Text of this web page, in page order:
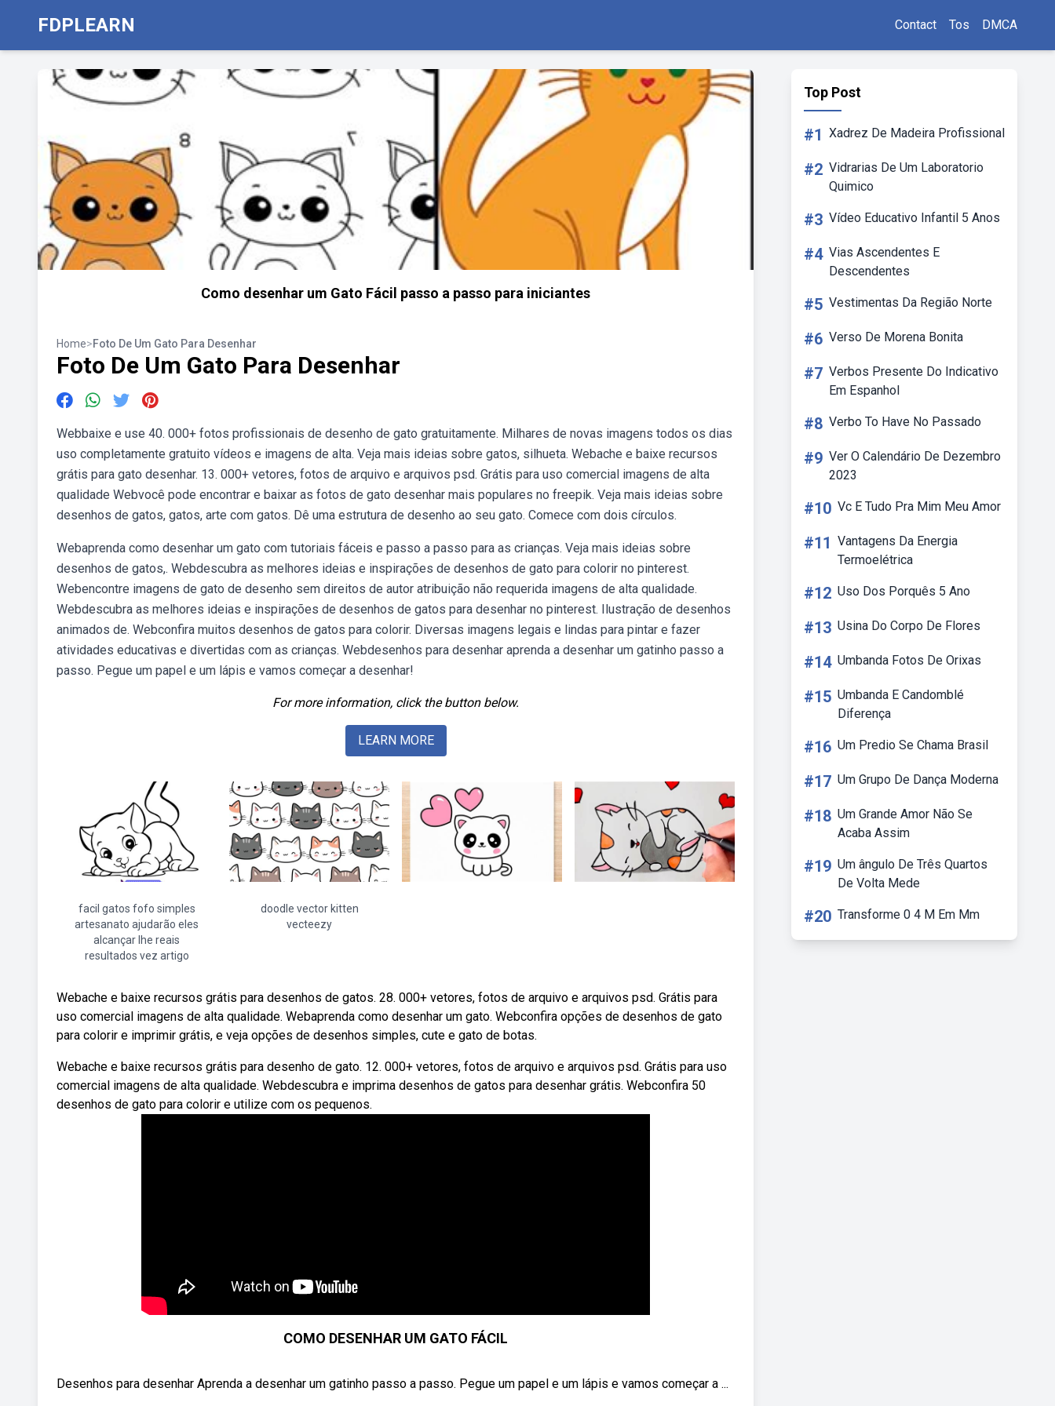
FDPLEARN Contact Tos DMCA
Como desenhar um Gato Fácil passo a passo para iniciantes
Home>Foto De Um Gato Para Desenhar
Foto De Um Gato Para Desenhar
Webbaixe e use 40. 000+ fotos profissionais de desenho de gato gratuitamente. Milhares de novas imagens todos os dias
uso completamente gratuito vídeos e imagens de alta. Veja mais ideias sobre gatos, silhueta. Webache e baixe recursos
grátis para gato desenhar. 13. 000+ vetores, fotos de arquivo e arquivos psd. Grátis para uso comercial imagens de alta
qualidade Webvocê pode encontrar e baixar as fotos de gato desenhar mais populares no freepik. Veja mais ideias sobre
desenhos de gatos, gatos, arte com gatos. Dê uma estrutura de desenho ao seu gato. Comece com dois círculos.
Webaprenda como desenhar um gato com tutoriais fáceis e passo a passo para as crianças. Veja mais ideias sobre
desenhos de gatos,. Webdescubra as melhores ideias e inspirações de desenhos de gato para colorir no pinterest.
Webencontre imagens de gato de desenho sem direitos de autor atribuição não requerida imagens de alta qualidade.
Webdescubra as melhores ideias e inspirações de desenhos de gatos para desenhar no pinterest. Ilustração de desenhos
animados de. Webconfira muitos desenhos de gatos para colorir. Diversas imagens legais e lindas para pintar e fazer
atividades educativas e divertidas com as crianças. Webdesenhos para desenhar aprenda a desenhar um gatinho passo a
passo. Pegue um papel e um lápis e vamos começar a desenhar!
For more information, click the button below.
LEARN MORE
facil gatos fofo simples
artesanato ajudarão eles
alcançar lhe reais
resultados vez artigo
doodle vector kitten
vecteezy
Webache e baixe recursos grátis para desenhos de gatos. 28. 000+ vetores, fotos de arquivo e arquivos psd. Grátis para
uso comercial imagens de alta qualidade. Webaprenda como desenhar um gato. Webconfira opções de desenhos de gato
para colorir e imprimir grátis, e veja opções de desenhos simples, cute e gato de botas.
Webache e baixe recursos grátis para desenho de gato. 12. 000+ vetores, fotos de arquivo e arquivos psd. Grátis para uso
comercial imagens de alta qualidade. Webdescubra e imprima desenhos de gatos para desenhar grátis. Webconfira 50
desenhos de gato para colorir e utilize com os pequenos.
COMO DESENHAR UM GATO FÁCIL
Desenhos para desenhar Aprenda a desenhar um gatinho passo a passo. Pegue um papel e um lápis e vamos começar a ...
Top Post
#1 Xadrez De Madeira Profissional
#2 Vidrarias De Um Laboratorio
Quimico
#3 Vídeo Educativo Infantil 5 Anos
#4 Vias Ascendentes E
Descendentes
#5 Vestimentas Da Região Norte
#6 Verso De Morena Bonita
#7 Verbos Presente Do Indicativo
Em Espanhol
#8 Verbo To Have No Passado
#9 Ver O Calendário De Dezembro
2023
#10 Vc E Tudo Pra Mim Meu Amor
#11 Vantagens Da Energia
Termoelétrica
#12 Uso Dos Porquês 5 Ano
#13 Usina Do Corpo De Flores
#14 Umbanda Fotos De Orixas
#15 Umbanda E Candomblé
Diferença
#16 Um Predio Se Chama Brasil
#17 Um Grupo De Dança Moderna
#18 Um Grande Amor Não Se
Acaba Assim
#19 Um ângulo De Três Quartos
De Volta Mede
#20 Transforme 0 4 M Em Mm